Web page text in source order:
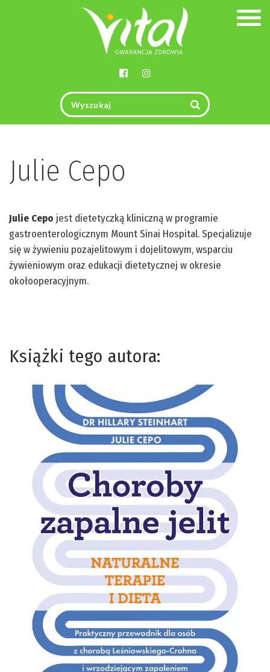
Julie Cepo
Julie Cepo jest dietetyczką kliniczną w programie
gastroenterologicznym Mount Sinai Hospital. Specjalizuje
się w żywieniu pozajelitowym i dojelitowym, wsparciu
żywieniowym oraz edukacji dietetycznej w okresie
okołooperacyjnym.
Książki tego autora: